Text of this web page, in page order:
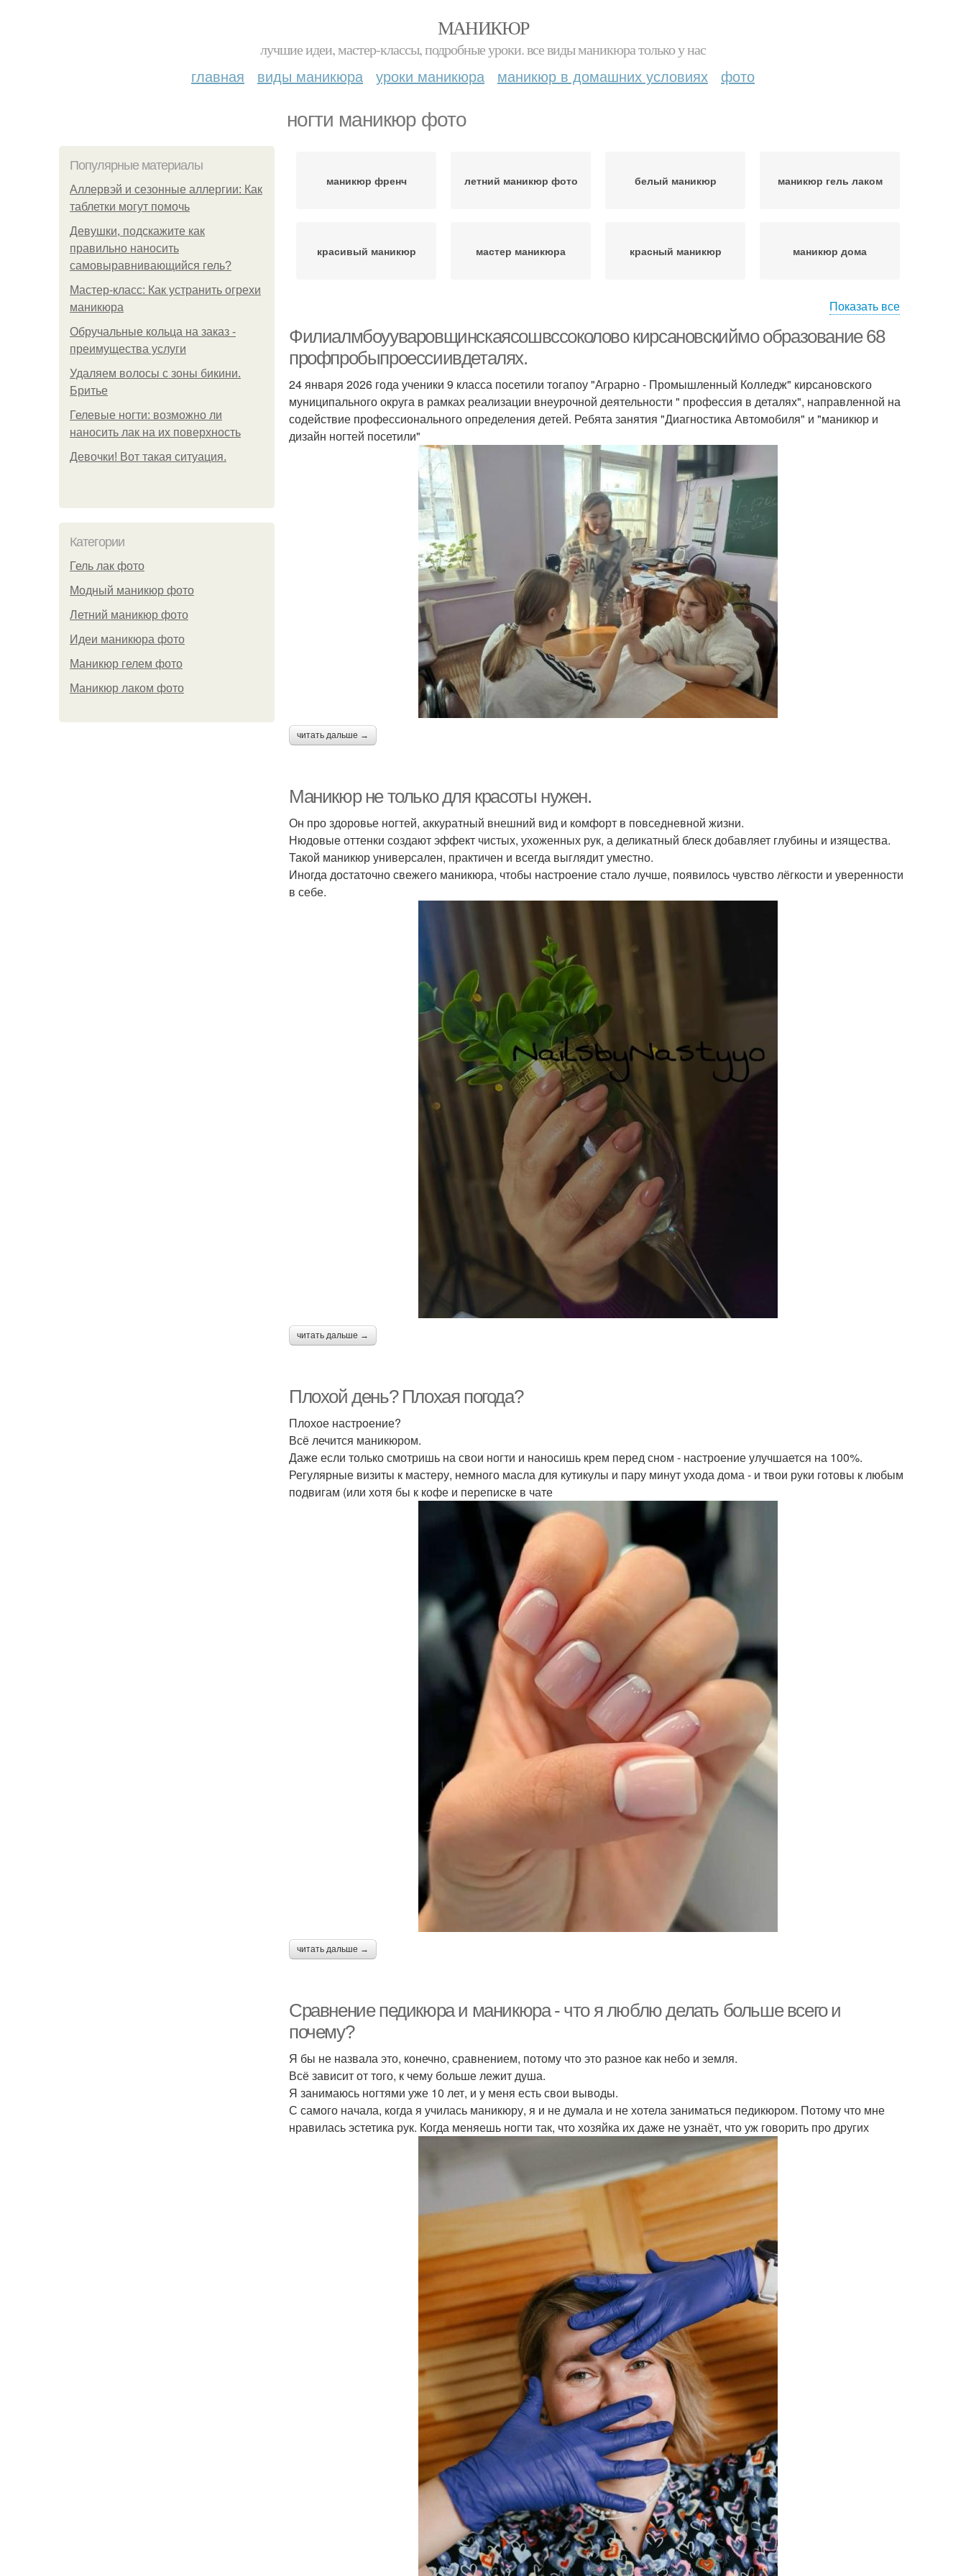
МАНИКЮР
лучшие идеи, мастер-классы, подробные уроки. все виды маникюра только у нас
главная виды маникюра уроки маникюра маникюр в домашних условиях фото
ногти маникюр фото
Популярные материалы
Аллервэй и сезонные аллергии: Как
таблетки могут помочь
Девушки, подскажите как
правильно наносить
самовыравнивающийся гель?
Мастер-класс: Как устранить огрехи
маникюра
Обручальные кольца на заказ -
преимущества услуги
Удаляем волосы с зоны бикини.
Бритье
Гелевые ногти: возможно ли
наносить лак на их поверхность
Девочки! Вот такая ситуация.
Категории
Гель лак фото
Модный маникюр фото
Летний маникюр фото
Идеи маникюра фото
Маникюр гелем фото
Маникюр лаком фото
маникюр френч летний маникюр фото белый маникюр маникюр гель лаком
красивый маникюр мастер маникюра красный маникюр маникюр дома
маникюр на короткие
ногти
маникюр рисунки дизайн маникюра идеи маникюра фото
Показать все
Филиалмбоууваровщинскаясошвссоколово кирсановскиймо образование 68
профпробыпроессиивдеталях.
24 января 2026 года ученики 9 класса посетили тогапоу "Аграрно - Промышленный Колледж" кирсановского
муниципального округа в рамках реализации внеурочной деятельности " профессия в деталях", направленной на
содействие профессионального определения детей. Ребята занятия "Диагностика Автомобиля" и "маникюр и
дизайн ногтей посетили"
читать дальше →
Маникюр не только для красоты нужен.
Он про здоровье ногтей, аккуратный внешний вид и комфорт в повседневной жизни.
Нюдовые оттенки создают эффект чистых, ухоженных рук, а деликатный блеск добавляет глубины и изящества.
Такой маникюр универсален, практичен и всегда выглядит уместно.
Иногда достаточно свежего маникюра, чтобы настроение стало лучше, появилось чувство лёгкости и уверенности
в себе.
читать дальше →
Плохой день? Плохая погода?
Плохое настроение?
Всё лечится маникюром.
Даже если только смотришь на свои ногти и наносишь крем перед сном - настроение улучшается на 100%.
Регулярные визиты к мастеру, немного масла для кутикулы и пару минут ухода дома - и твои руки готовы к любым
подвигам (или хотя бы к кофе и переписке в чате
читать дальше →
Сравнение педикюра и маникюра - что я люблю делать больше всего и
почему?
Я бы не назвала это, конечно, сравнением, потому что это разное как небо и земля.
Всё зависит от того, к чему больше лежит душа.
Я занимаюсь ногтями уже 10 лет, и у меня есть свои выводы.
С самого начала, когда я училась маникюру, я и не думала и не хотела заниматься педикюром. Потому что мне
нравилась эстетика рук. Когда меняешь ногти так, что хозяйка их даже не узнаёт, что уж говорить про других